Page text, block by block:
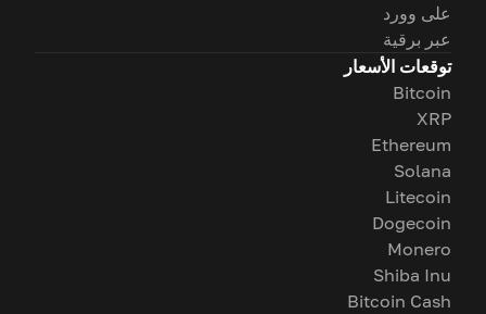
على وورد
عبر برقية
توقعات الأسعار
Bitcoin
XRP
Ethereum
Solana
Litecoin
Dogecoin
Monero
Shiba Inu
Bitcoin Cash